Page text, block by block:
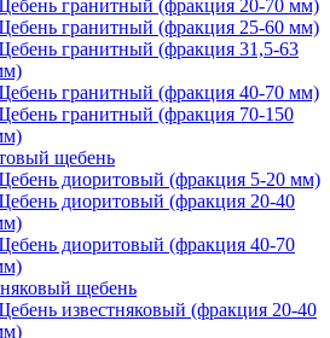
гранитный (фракция 20-70 мм)
гранитный (фракция 25-60 мм)
гранитный (фракция 31,5-63
гранитный (фракция 40-70 мм)
гранитный (фракция 70-150
щебень
диоритовый (фракция 5-20 мм)
диоритовый (фракция 20-40
диоритовый (фракция 40-70
щебень
известняковый (фракция 20-40